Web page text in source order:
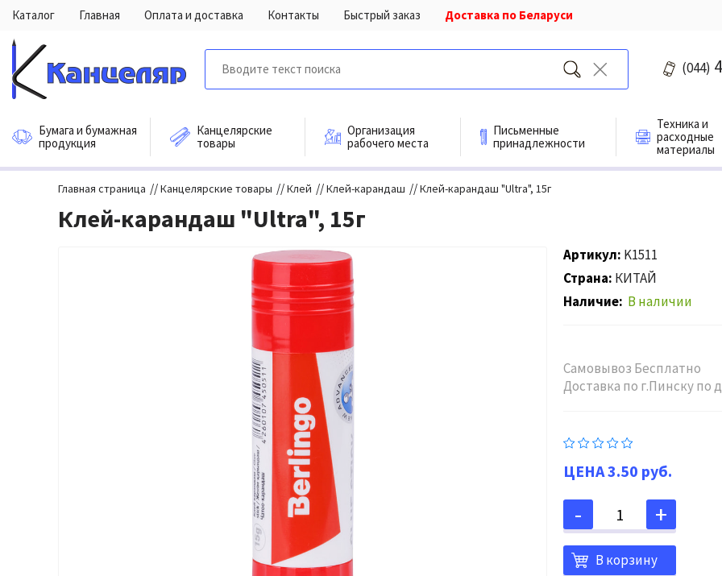
Каталог Главная Оплата и доставка Контакты Быстрый заказ Доставка по Беларуси
(044)
Бумага и бумажная
продукция
Канцелярские
товары
Организация
рабочего места
Письменные
принадлежности
Техника и
расходные
материалы
Главная страница //Канцелярские товары //Клей //Клей-карандаш //Клей-карандаш "Ultra", 15г
Клей-карандаш "Ultra", 15г
Артикул K1511
Страна КИТАЙ
Наличие В наличии
Самовывоз Бесплатно
Доставка по г.Пинску по
3.50 руб.
В корзину